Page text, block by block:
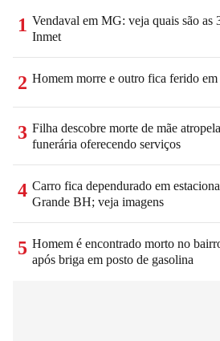
1 Vendaval em MG: veja quais são as
Inmet
2 Homem morre e outro fica ferido
3 Filha descobre morte de mãe
funerária oferecendo serviços
4 Carro fica dependurado em
Grande BH; veja imagens
5 Homem é encontrado morto no
após briga em posto de gasolina